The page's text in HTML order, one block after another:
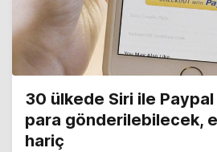
30 ülkede Siri ile
para gönderilebilecek,
hariç